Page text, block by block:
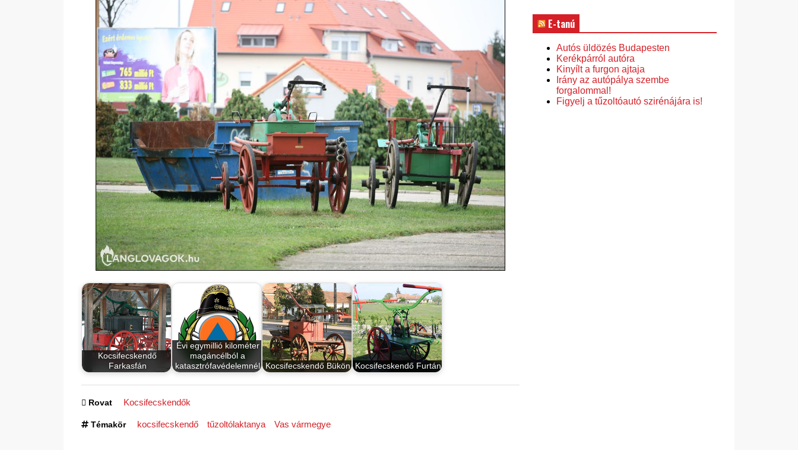
Kocsifecskendő
Farkasfán
Évi egymillió kilométer
magáncélból a
katasztrófavédelemnél
Kocsifecskendő Bükön Kocsifecskendő Furtán
Rovat Kocsifecskendők
Témakör kocsifecskendő tűzoltólaktanya Vas vármegye
E-tanú
Autós üldözés Budapesten
Kerékpárról autóra
Kinyílt a furgon ajtaja
Irány az autópálya szembe
forgalommal!
Figyelj a tűzoltóautó szirénájára is!